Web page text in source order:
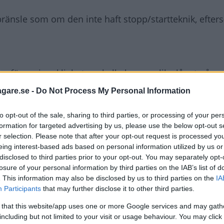
- Do Not Process My Personal Information
opt-out of the sale, sharing to third parties, or processing of your
for targeted advertising by us, please use the below opt-out
selection. Please note that after your opt-out request is processed
interest-based ads based on personal information utilized by us
to third parties prior to your opt-out. You may separately
of your personal information by third parties on the IAB’s list of
This information may also be disclosed by us to third parties on the
Participants that may further disclose it to other third parties.
that this website/app uses one or more Google services and may
but not limited to your visit or usage behaviour. You may
som om den inte haft stopp/startteknik,
i verkligheten skulle komma lika långt på
eller inte.
den bromskraftsåtervinning som ingår i systemet
längs sträckan.
marginell, kanske några kilometer, till
fram.